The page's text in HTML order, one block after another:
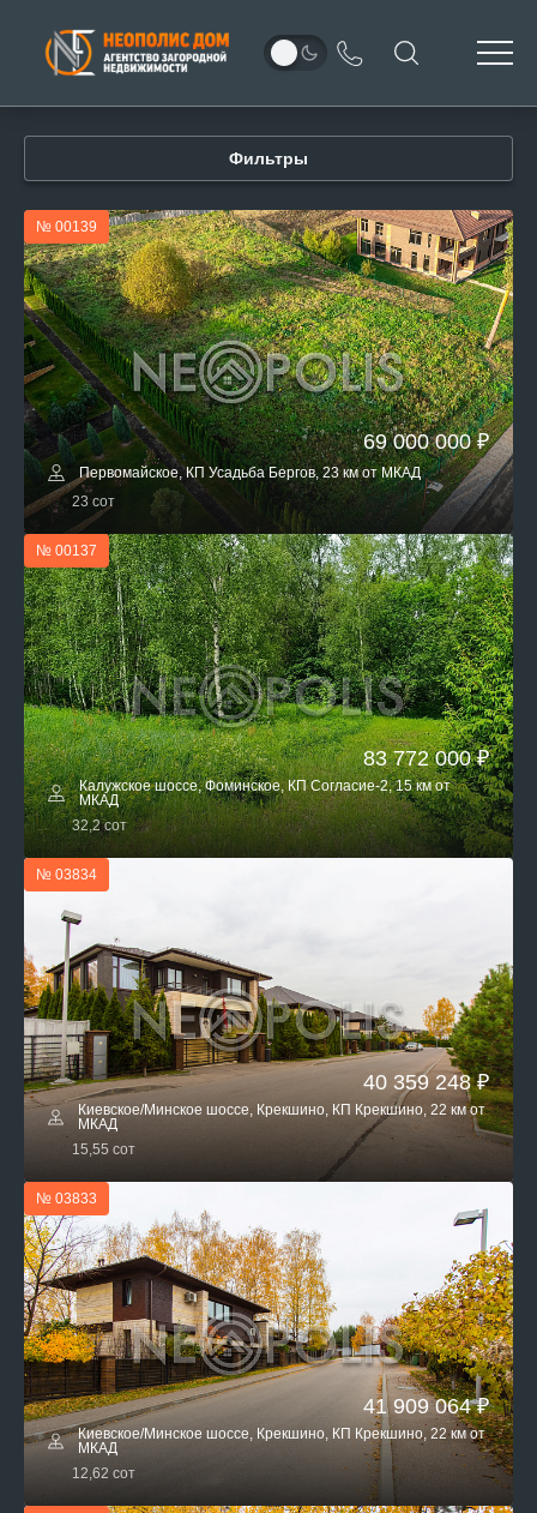
Фильтры
№ 00139
69 000 000 ₽
Первомайское, КП Усадьба Бергов, 23 км от МКАД
23 сот
№ 00137
83 772 000 ₽
Калужское шоссе, Фоминское, КП Согласие-2, 15 км от
МКАД
32,2 сот
№ 03834
40 359 248 ₽
Киевское/Минское шоссе, Крекшино, КП Крекшино, 22 км от
МКАД
15,55 сот
№ 03833
41 909 064 ₽
Киевское/Минское шоссе, Крекшино, КП Крекшино, 22 км от
МКАД
12,62 сот